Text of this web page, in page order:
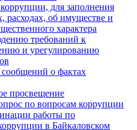
для заполнения
расходах, об имуществе и
характера
требований к
и урегулированию
сообщений о фактах
просвещение
по вопросам коррупции
работы по
в Байкаловском